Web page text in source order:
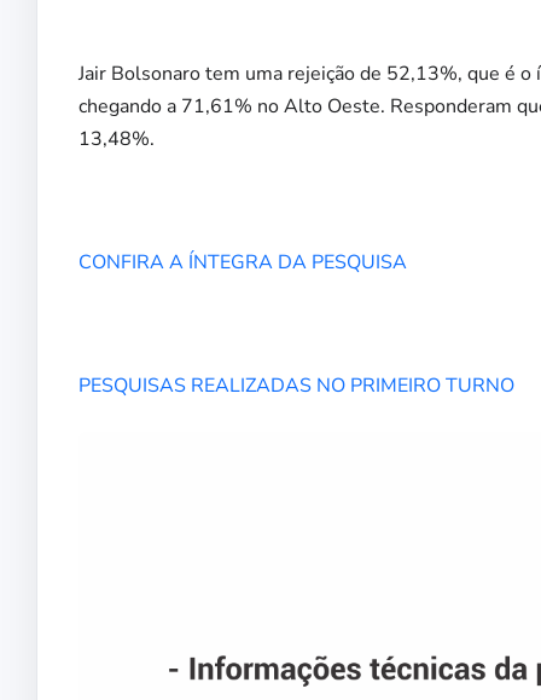
Jair Bolsonaro tem uma rejeição de 52,13%, que é
chegando a 71,61% no Alto Oeste. Responderam
13,48%.
CONFIRA A ÍNTEGRA DA PESQUISA
PESQUISAS REALIZADAS NO PRIMEIRO TURNO